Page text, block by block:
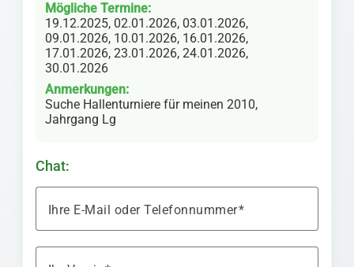
Mögliche Termine:
19.12.2025, 02.01.2026, 03.01.2026,
09.01.2026, 10.01.2026, 16.01.2026,
17.01.2026, 23.01.2026, 24.01.2026,
30.01.2026
Anmerkungen:
Suche Hallenturniere für meinen 2010,
Jahrgang Lg
Chat:
Ihre E-Mail oder Telefonnummer